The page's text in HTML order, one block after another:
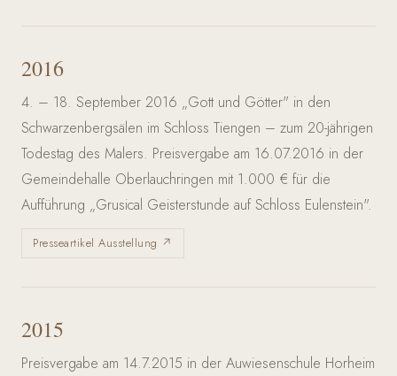
2016
4. – 18. September 2016 „Gott und Götter" in den
Schwarzenbergsälen im Schloss Tiengen – zum 20-jährigen
Todestag des Malers. Preisvergabe am 16.07.2016 in der
Gemeindehalle Oberlauchringen mit 1.000 € für die
Aufführung „Grusical Geisterstunde auf Schloss Eulenstein".
Presseartikel Ausstellung ↗
2015
Preisvergabe am 14.7.2015 in der Auwiesenschule Horheim